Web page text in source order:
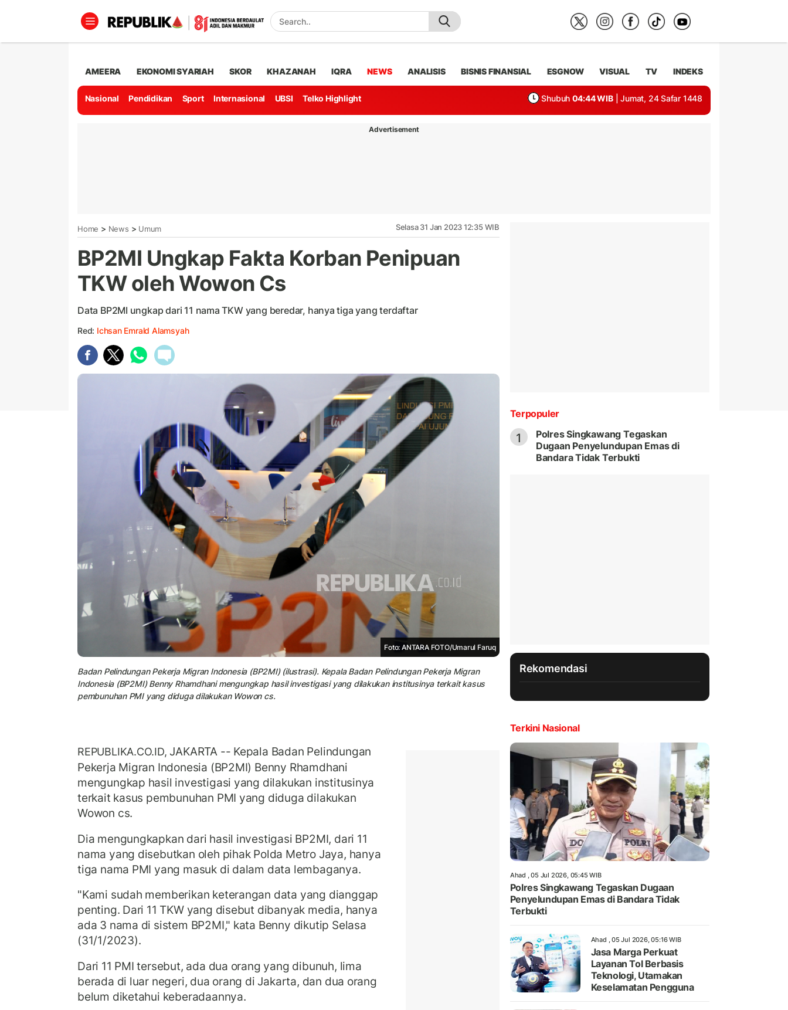
AMEERA EKONOMI SYARIAH SKOR KHAZANAH IQRA NEWS ANALISIS BISNIS FINANSIAL ESGNOW VISUAL TV INDEKS
Nasional Pendidikan Sport Internasional UBSI Telko Highlight Shubuh 04:44 WIB | Jumat, 24 Safar 1448
Advertisement
Home > News > Umum Selasa 31 Jan 2023 12:35 WIB
BP2MI Ungkap Fakta Korban Penipuan
TKW oleh Wowon Cs
Data BP2MI ungkap dari 11 nama TKW yang beredar, hanya tiga yang terdaftar
Red: Ichsan Emrald Alamsyah
Foto: ANTARA FOTO/Umarul Faruq
Badan Pelindungan Pekerja Migran Indonesia (BP2MI) (ilustrasi). Kepala Badan Pelindungan Pekerja Migran
Indonesia (BP2MI) Benny Rhamdhani mengungkap hasil investigasi yang dilakukan institusinya terkait kasus
pembunuhan PMI yang diduga dilakukan Wowon cs.
REPUBLIKA.CO.ID,JAKARTA -- Kepala Badan Pelindungan
Pekerja Migran Indonesia (BP2MI) Benny Rhamdhani
mengungkap hasil investigasi yang dilakukan institusinya
terkait kasus pembunuhan PMI yang diduga dilakukan
Wowon cs.
Dia mengungkapkan dari hasil investigasi BP2MI, dari 11
nama yang disebutkan oleh pihak Polda Metro Jaya, hanya
tiga nama PMI yang masuk di dalam data lembaganya.
"Kami sudah memberikan keterangan data yang dianggap
penting. Dari 11 TKW yang disebut dibanyak media, hanya
ada 3 nama di sistem BP2MI," kata Benny dikutip Selasa
(31/1/2023).
Dari 11 PMI tersebut, ada dua orang yang dibunuh, lima
berada di luar negeri, dua orang di Jakarta, dan dua orang
belum diketahui keberadaannya.
Terpopuler
1
Polres Singkawang Tegaskan
Dugaan Penyelundupan Emas di
Bandara Tidak Terbukti
Rekomendasi
Terkini Nasional
Ahad , 05 Jul 2026, 05:45 WIB
Polres Singkawang Tegaskan Dugaan
Penyelundupan Emas di Bandara Tidak
Terbukti
Ahad , 05 Jul 2026, 05:16 WIB
Jasa Marga Perkuat
Layanan Tol Berbasis
Teknologi, Utamakan
Keselamatan Pengguna